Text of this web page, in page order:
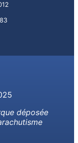
déposée